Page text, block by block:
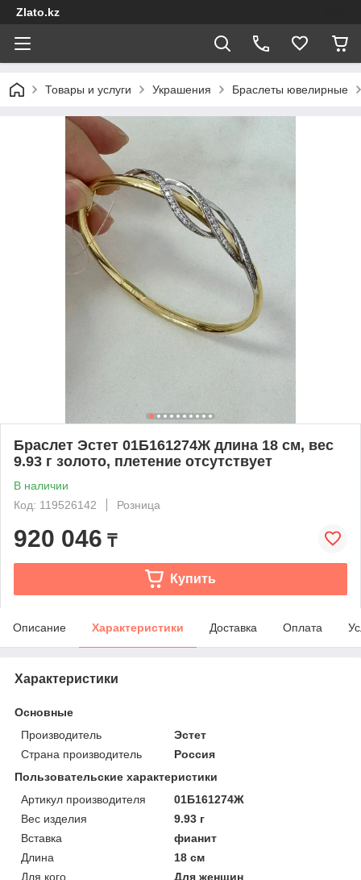
Zlato.kz
Товары и услуги Украшения Браслеты ювелирные
Браслет Эстет 01Б161274Ж длина 18 см, вес
9.93 г золото, плетение отсутствует
В наличии
Код: 119526142
Розница
920 046 ₸
Купить
Описание Характеристики Доставка Оплата
Характеристики
Основные
Производитель
Эстет
Страна производитель
Россия
Пользовательские характеристики
Артикул производителя
01Б161274Ж
Вес изделия
9.93 г
Вставка
фианит
Длина
18 см
Для кого
Для женщин